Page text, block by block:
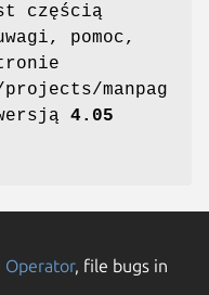
częścią
pomoc,
manpag
4.05
Operator, file bugs in